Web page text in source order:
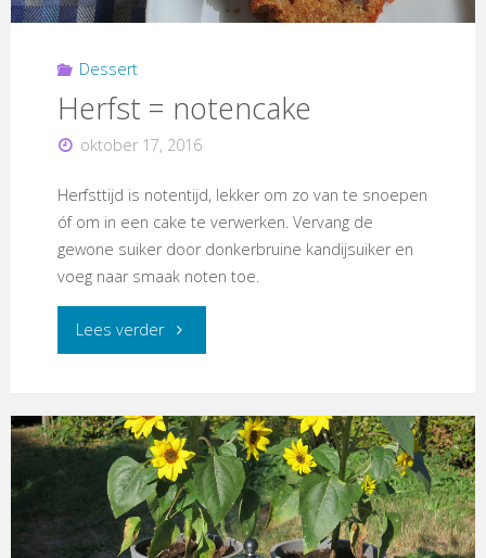
Dessert
Herfst = notencake
oktober 17, 2016
Herfsttijd is notentijd, lekker om zo van te snoepen
óf om in een cake te verwerken. Vervang de
gewone suiker door donkerbruine kandijsuiker en
voeg naar smaak noten toe.
Lees verder"Herfst
notencake"